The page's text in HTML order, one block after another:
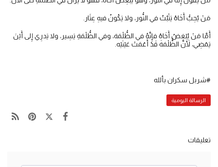
مَنْ يُحِبُّ أَخَاهُ يَثْبُتُ في النُّور، ولا يَكُونُ فيهِ عِثَار.
أَمَّا مَنْ يُبْغِضُ أَخَاهُ فإِنَّهُ في الظُّلْمَة، وفي الظُّلْمَةِ يَسِير، ولا يَدرِي إِلى أَيْنَ
يَمْضِي، لأَنَّ الظُّلْمَةَ قَدْ أَعْمَتْ عَيْنَيْه.
#شربل سكران بألله
الرسالة اليومية
تعليقات